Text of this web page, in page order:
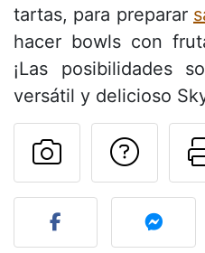
tartas, para preparar
hacer bowls con
¡Las posibilidades
versátil y delicioso
Publicar la